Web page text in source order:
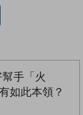
手「火
如此本領？